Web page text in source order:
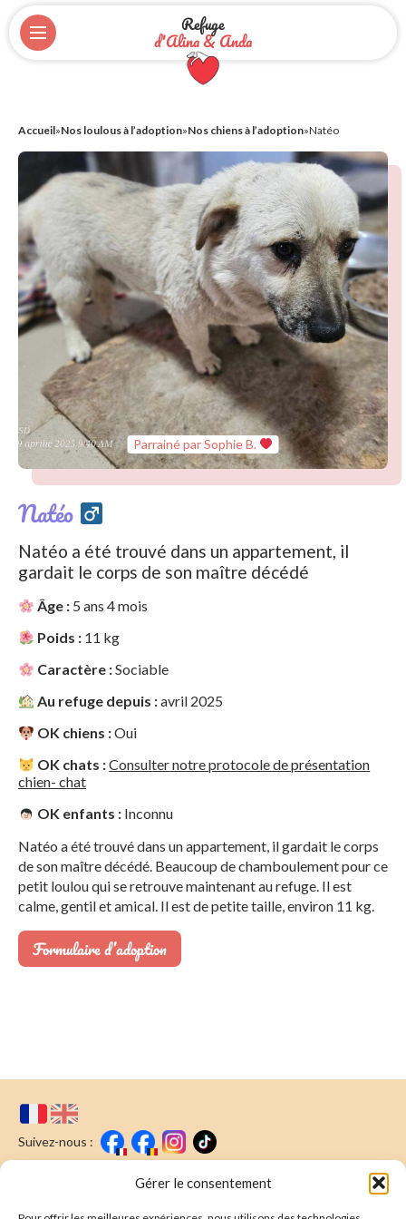
Gérer le consentement
Refuge
d'Alina & Anda
Accueil»Nos loulous à l’adoption»Nos chiens à l’adoption»Natéo
Parrainé par Sophie B.
Natéo
Natéo a été trouvé dans un appartement, il
gardait le corps de son maître décédé
Âge : 5 ans 4 mois
Poids : 11 kg
Caractère :Sociable
Au refuge depuis :avril 2025
OK chiens :Oui
OK chats :Consulter notre protocole de présentation
chien- chat
OK enfants : Inconnu
Natéo a été trouvé dans un appartement, il gardait le corps
de son maître décédé. Beaucoup de chamboulement pour ce
petit loulou qui se retrouve maintenant au refuge. Il est
calme, gentil et amical. Il est de petite taille, environ 11 kg.
Formulaire d’adoption
Suivez-nous :
Nous écrire